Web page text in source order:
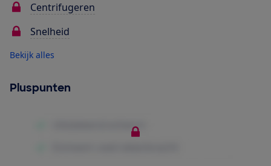
Centrifugeren
Snelheid
Bekijk alles
Pluspunten